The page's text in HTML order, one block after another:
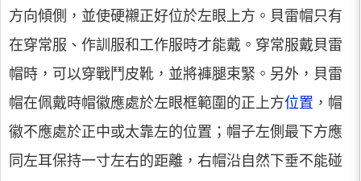
方向傾側，並使硬襯正好位於左眼上方。貝雷帽只有
在穿常服、作訓服和工作服時才能戴。穿常服戴貝雷
帽時，可以穿戰鬥皮靴，並將褲腿束緊。另外，貝雷
帽在佩戴時帽徽應處於左眼框範圍的正上方位置 ，帽
徽不應處於正中或太靠左的位置；帽子左側最下方應
同左耳保持一寸左右的距離，右帽沿自然下垂不能碰